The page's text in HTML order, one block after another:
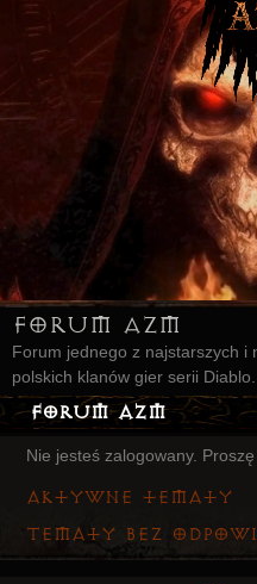
Forum AZM
Forum jednego z najstarszych i
polskich klanów gier serii
Forum AZM
Strona AZM
Główna
Użytkownicy
Nie jesteś zalogowany.
Aktywne tematy
Tematy bez